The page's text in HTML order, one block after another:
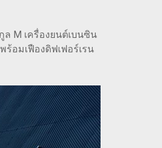
M เครื่องยนต์เบนซิน
ร้อมเฟืองดิฟเฟอร์เรน